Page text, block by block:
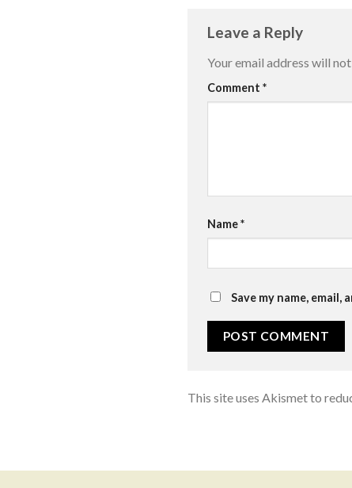
Leave a Reply
Your email address will
Comment *
Name*
Save my name,
This site uses Akismet to